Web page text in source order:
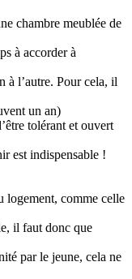
chambre meublée de
à accorder à
à l’autre. Pour cela, il
un an)
tolérant et ouvert
est indispensable !
logement, comme celle
il faut donc que
par le jeune, cela ne